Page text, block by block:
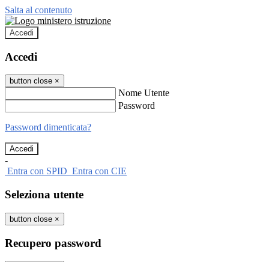
Salta al contenuto
Accedi
Accedi
button close ×
Nome Utente
Password
Password dimenticata?
-
Entra con SPID Entra con CIE
Seleziona utente
button close ×
Recupero password